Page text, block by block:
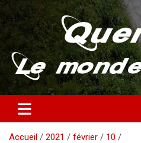
Aller
au
contenu
Quentin – Le
Partez à la découverte du
Accueil 2021 février
10